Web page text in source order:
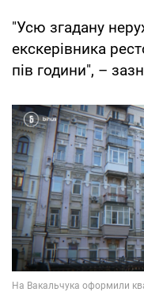
"Усю згадану
екскерівника
пів години", –